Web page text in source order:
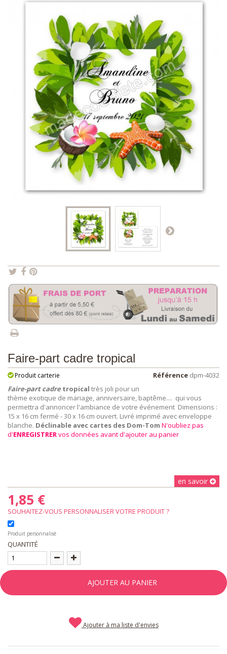
Faire-part cadre tropical
Référence dpm-4032
Produit carterie
Faire-part cadretropical très joli pour un
thème exotique de mariage, anniversaire, baptême.... qui vous
permettra d'annoncer l'ambiance de votre événement Dimensions :
15 x 16 cm fermé - 30 x 16 cm ouvert. Livré imprimé avec enveloppe
blanche. Déclinable avec cartes des Dom-Tom N'oubliez pas
d'ENREGISTRER vos données avant d'ajouter au panier
en savoir
1,85 €
Produit personnalisé
QUANTITÉ
AJOUTER AU PANIER
Ajouter à ma liste d'envies